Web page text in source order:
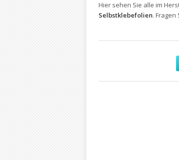
Hier sehen Sie alle im
Selbstklebefolien.